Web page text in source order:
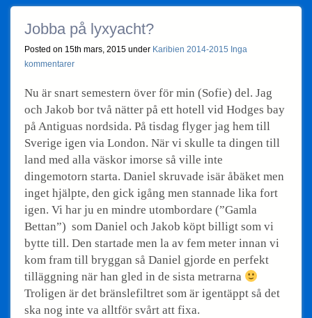
Jobba på lyxyacht?
Posted on 15th mars, 2015 under Karibien 2014-2015 Inga
kommentarer
Nu är snart semestern över för min (Sofie) del. Jag
och Jakob bor två nätter på ett hotell vid Hodges bay
på Antiguas nordsida. På tisdag flyger jag hem till
Sverige igen via London. När vi skulle ta dingen till
land med alla väskor imorse så ville inte
dingemotorn starta. Daniel skruvade isär åbäket men
inget hjälpte, den gick igång men stannade lika fort
igen. Vi har ju en mindre utombordare (”Gamla
Bettan”) som Daniel och Jakob köpt billigt som vi
bytte till. Den startade men la av fem meter innan vi
kom fram till bryggan så Daniel gjorde en perfekt
tilläggning när han gled in de sista metrarna
Troligen är det bränslefiltret som är igentäppt så det
ska nog inte va alltför svårt att fixa.